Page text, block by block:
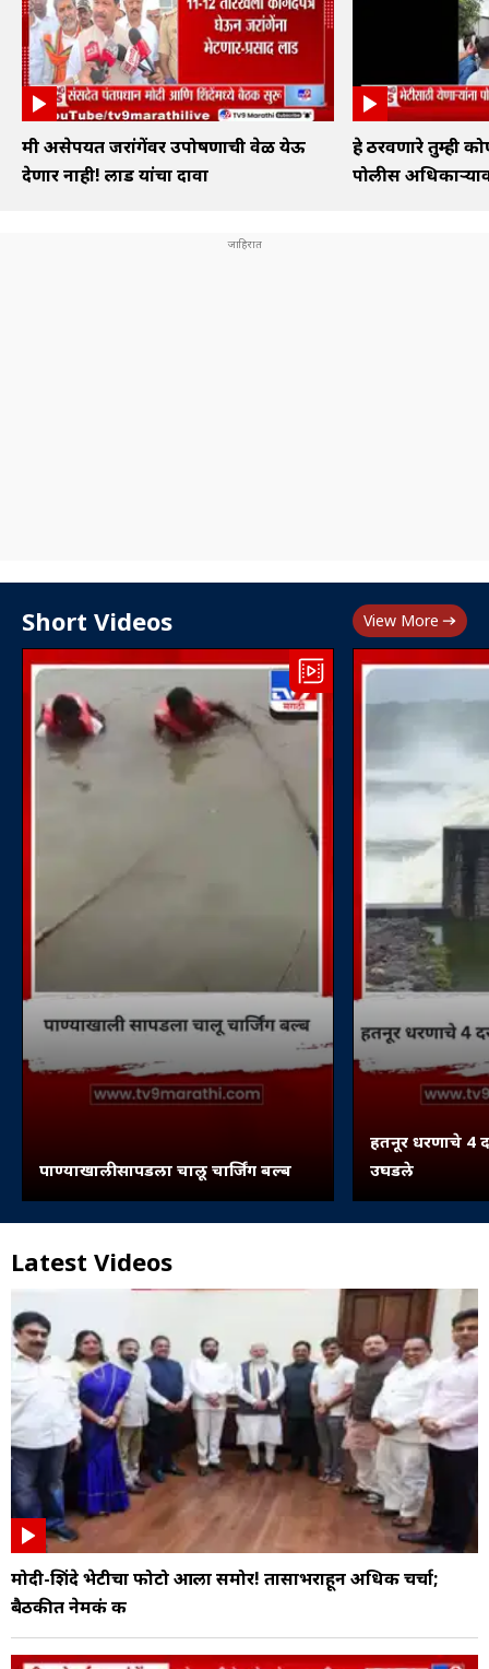
मी असेपर्यंत जरांगेंवर उपोषणाची वेळ येऊ
देणार नाही! लाड यांचा दावा
हे ठरवणारे तुम्ही
पोलीस
Short Videos View More
पाण्याखाली सापडला चालू चार्जिंग बल्ब
हतनूर धरणाचे 4
उघडले
Latest Videos
मोदी-शिंदे भेटीचा फोटो आला समोर! तासाभराहून अधिक चर्चा;
बैठकीत नेमकं क